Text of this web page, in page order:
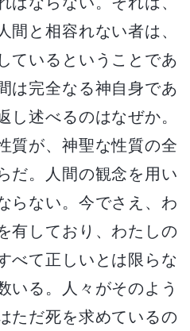
間と相容れない者は、
ているということであ
は完全なる神自身であ
し述べるのはなぜか。
質が、神聖な性質の全
だ。人間の観念を用い
らない。今でさえ、わ
有しており、わたしの
べて正しいとは限らな
いる。人々がそのよう
ただ死を求めているの